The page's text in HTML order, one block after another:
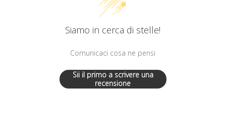
Siamo in cerca di stelle!
Comunicaci cosa ne pensi
Sii il primo a scrivere una
recensione